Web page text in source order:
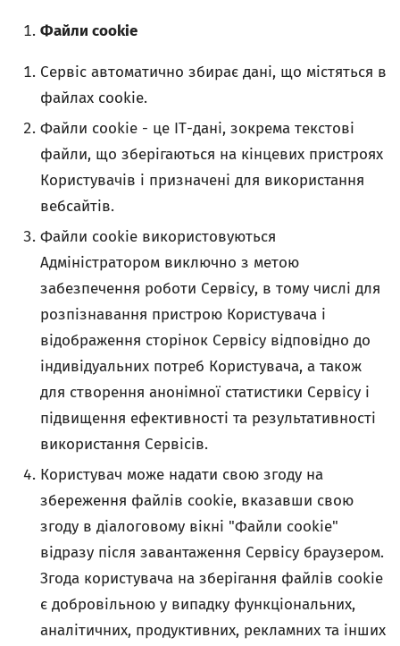
Файли cookie
Сервіс автоматично збирає дані, що містяться в
файлах cookie.
Файли cookie - це ІТ-дані, зокрема текстові
файли, що зберігаються на кінцевих пристроях
Користувачів і призначені для використання
вебсайтів.
Файли cookie використовуються
Адміністратором виключно з метою
забезпечення роботи Сервісу, в тому числі для
розпізнавання пристрою Користувача і
відображення сторінок Сервісу відповідно до
індивідуальних потреб Користувача, а також
для створення анонімної статистики Сервісу і
підвищення ефективності та результативності
використання Сервісів.
Користувач може надати свою згоду на
збереження файлів cookie, вказавши свою
згоду в діалоговому вікні "Файли cookie"
відразу після завантаження Сервісу браузером.
Згода користувача на зберігання файлів cookie
є добровільною у випадку функціональних,
аналітичних, продуктивних, рекламних та інших